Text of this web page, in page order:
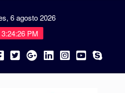
6 agosto 2026
3:24:28 PM